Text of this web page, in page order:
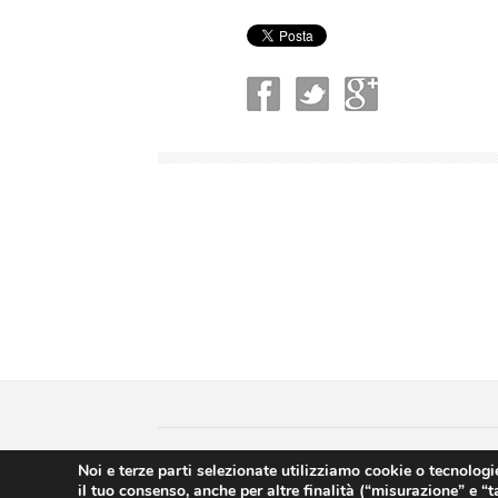
Copyright © 2018 Casa di Cura Villa del Sole |
Noi e terze parti selezionate utilizziamo cookie o
il tuo consenso, anche per altre finalità (“misurazione” e